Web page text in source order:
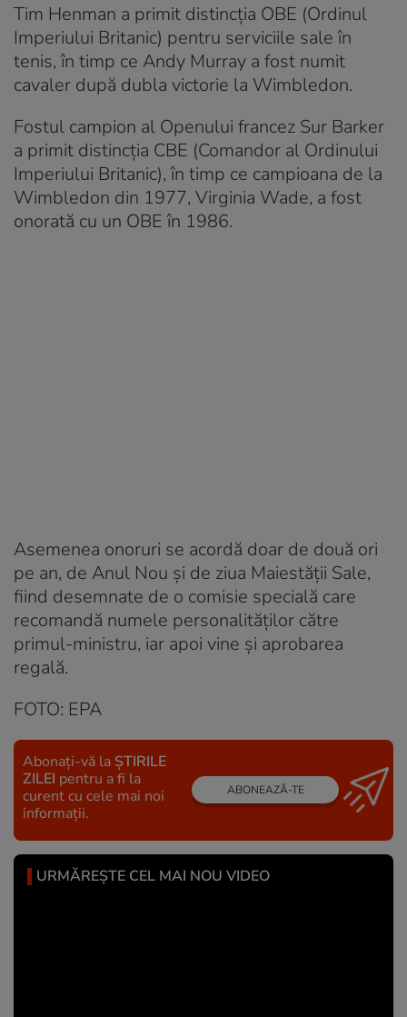
Tim Henman a primit distincția OBE (Ordinul
Imperiului Britanic) pentru serviciile sale în
tenis, în timp ce Andy Murray a fost numit
cavaler după dubla victorie la Wimbledon.
Fostul campion al Openului francez Sur Barker
a primit distincția CBE (Comandor al Ordinului
Imperiului Britanic), în timp ce campioana de la
Wimbledon din 1977, Virginia Wade, a fost
onorată cu un OBE în 1986.
Asemenea onoruri se acordă doar de două ori
pe an, de Anul Nou și de ziua Maiestății Sale,
fiind desemnate de o comisie specială care
recomandă numele personalităților către
primul-ministru, iar apoi vine și aprobarea
regală.
FOTO: EPA
Abonați-vă la ȘTIRILE
ZILEI pentru a fi la
curent cu cele mai noi
informații.
ABONEAZĂ-TE
URMĂREȘTE CEL MAI NOU VIDEO